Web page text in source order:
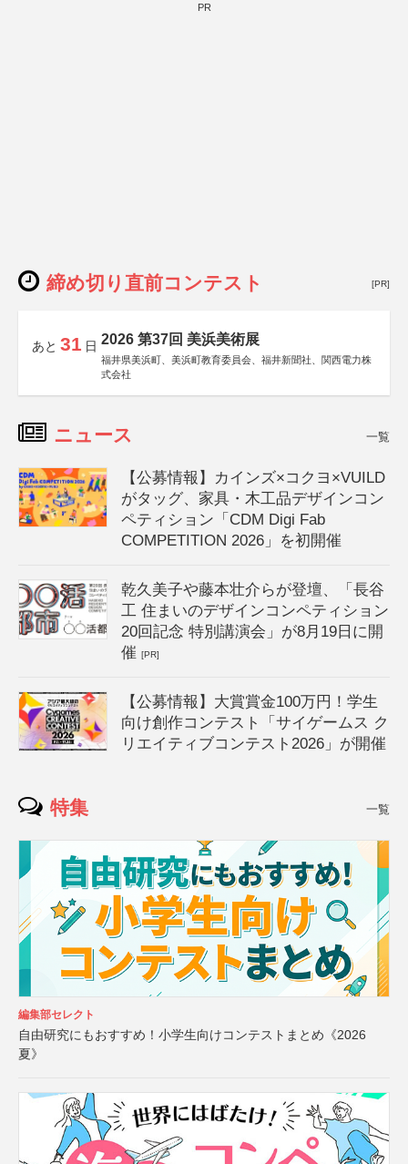
PR
締め切り直前コンテスト [PR]
あと 31 日 2026 第37回 美浜美術展
福井県美浜町、美浜町教育委員会、福井新聞社、関西電力株
式会社
ニュース 一覧
【公募情報】カインズ×コクヨ×VUILD
がタッグ、家具・木工品デザインコン
ペティション「CDM Digi Fab
COMPETITION 2026」を初開催
乾久美子や藤本壮介らが登壇、「長谷
工 住まいのデザインコンペティション
20回記念 特別講演会」が8月19日に開
催[PR]
【公募情報】大賞賞金100万円！学生
向け創作コンテスト「サイゲームス ク
リエイティブコンテスト2026」が開催
特集 一覧
編集部セレクト
自由研究にもおすすめ！小学生向けコンテストまとめ《2026
夏》